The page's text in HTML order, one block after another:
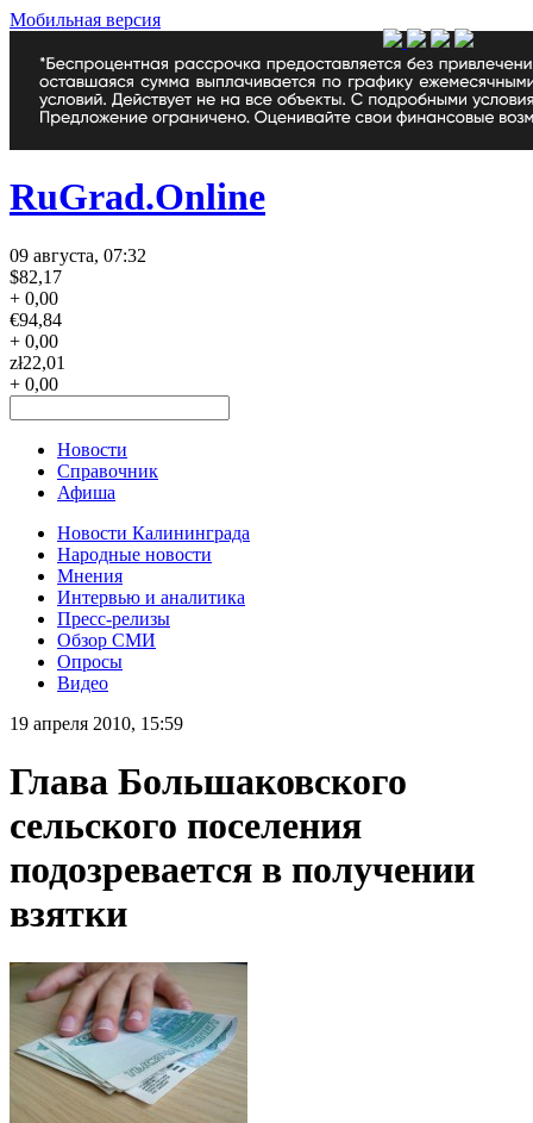
Мобильная версия
RuGrad.Online
09 августа, 07:32
$82,17
+ 0,00
€94,84
+ 0,00
zł22,01
+ 0,00
Новости
Справочник
Афиша
Новости Калининграда
Народные новости
Мнения
Интервью и аналитика
Пресс-релизы
Обзор СМИ
Опросы
Видео
19 апреля 2010, 15:59
Глава Большаковского
сельского поселения
подозревается в получении
взятки